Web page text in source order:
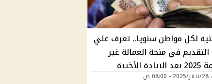
جنيه لكل مواطن سنويا.. تعرف علي
في منحة العمالة غير
ص